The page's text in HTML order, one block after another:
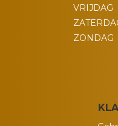
VRIJDAG
ZONDAG